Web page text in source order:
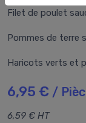
Filet de poulet
Pommes de terre
Haricots verts et
6,95 € /
6,59 € HT